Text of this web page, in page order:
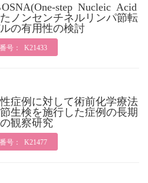
step Nucleic Acid
ノンセンチネルリンパ節転
の有用性の検討
号： K21433
症例に対して術前化学療法
生検を施行した症例の長期
観察研究
号： K21477